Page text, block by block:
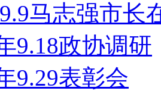
马志强市长
9.18政协调研
9.29表彰会